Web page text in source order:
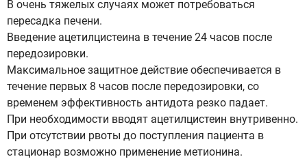
В очень тяжелых случаях может потребоваться
пересадка печени.
Введение ацетилцистеина в течение 24 часов после
передозировки.
Максимальное защитное действие обеспечивается в
течение первых 8 часов после передозировки, со
временем эффективность антидота резко падает.
При необходимости вводят ацетилцистеин внутривенно.
При отсутствии рвоты до поступления пациента в
стационар возможно применение метионина.